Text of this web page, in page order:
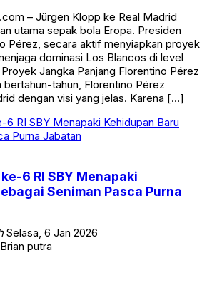
– Jürgen Klopp ke Real Madrid
utama sepak bola Eropa. Presiden
Pérez, secara aktif menyiapkan proyek
dominasi Los Blancos di level
Jangka Panjang Florentino Pérez
bertahun-tahun, Florentino Pérez
dengan visi yang jelas. Karena […]
6 RI SBY Menapaki
Seniman Pasca Purna
Selasa, 6 Jan 2026
putra